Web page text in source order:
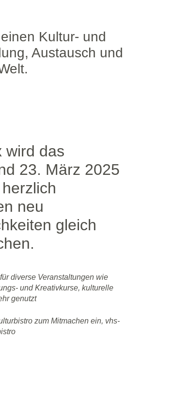
Kultur- und
Austausch und
wird das
23. März 2025
neu
gleich
diverse Veranstaltungen wie
und Kreativkurse, kulturelle
genutzt
zum Mitmachen ein, vhs-